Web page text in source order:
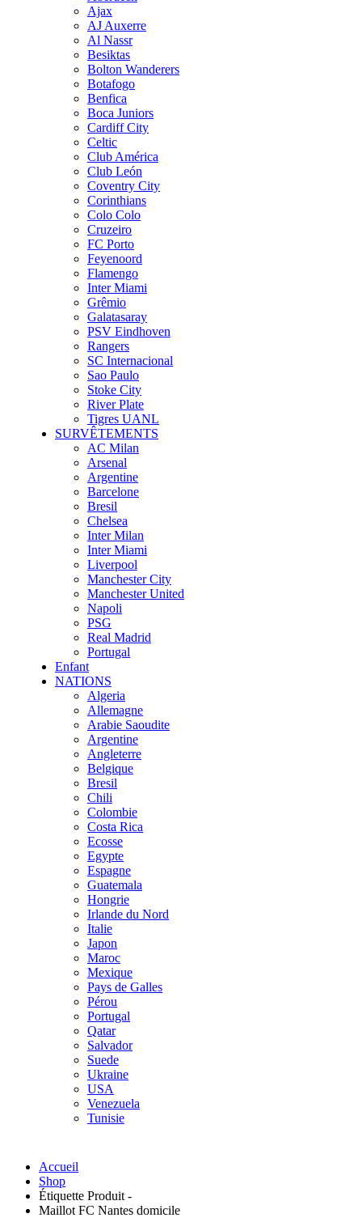
Ajax
AJ Auxerre
Al Nassr
Besiktas
Bolton Wanderers
Botafogo
Benfica
Boca Juniors
Cardiff City
Celtic
Club América
Club León
Coventry City
Corinthians
Colo Colo
Cruzeiro
FC Porto
Feyenoord
Flamengo
Inter Miami
Grêmio
Galatasaray
PSV Eindhoven
Rangers
SC Internacional
Sao Paulo
Stoke City
River Plate
Tigres UANL
SURVÊTEMENTS
AC Milan
Arsenal
Argentine
Barcelone
Bresil
Chelsea
Inter Milan
Inter Miami
Liverpool
Manchester City
Manchester United
Napoli
PSG
Real Madrid
Portugal
Enfant
NATIONS
Algeria
Allemagne
Arabie Saoudite
Argentine
Angleterre
Belgique
Bresil
Chili
Colombie
Costa Rica
Ecosse
Egypte
Espagne
Guatemala
Hongrie
Irlande du Nord
Italie
Japon
Maroc
Mexique
Pays de Galles
Pérou
Portugal
Qatar
Salvador
Suede
Ukraine
USA
Venezuela
Tunisie
Accueil
Shop
Étiquette Produit -
Maillot FC Nantes domicile